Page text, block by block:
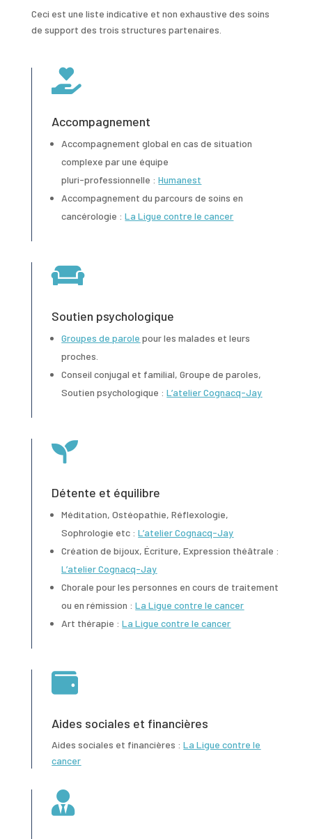
Ceci est une liste indicative et non exhaustive des soins
de support des trois structures partenaires.

Accompagnement
Accompagnement global en cas de situation
complexe par une équipe
pluri-professionnelle :Humanest
Accompagnement du parcours de soins en
cancérologie :La Ligue contre le cancer

Soutien psychologique
Groupes de parole pour les malades et leurs
proches.
Conseil conjugal et familial, Groupe de paroles,
Soutien psychologique :L’atelier Cognacq-Jay

Détente et équilibre
Méditation, Ostéopathie, Réflexologie,
Sophrologie etc :L’atelier Cognacq-Jay
Création de bijoux, Écriture, Expression théâtrale :
L’atelier Cognacq-Jay
Chorale pour les personnes en cours de traitement
ou en rémission :La Ligue contre le cancer
Art thérapie :La Ligue contre le cancer

Aides sociales et financières
Aides sociales et financières :La Ligue contre le
cancer
